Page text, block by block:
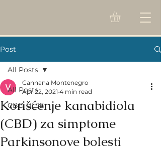
Post
All Posts
CBD ULJE
All Posts
Korišćenje kanabidiola
(CBD) za simptome
Parkinsonove bolesti
Cannana Montenegro
Apr 22, 2021 4 min read